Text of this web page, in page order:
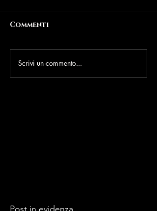
Commenti
Scrivi un commento...
Post in evidenza